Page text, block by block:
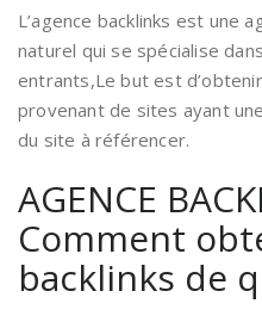
L’agence backlinks est une
naturel qui se spécialise
entrants,Le but est
provenant de sites ayant
du site à référencer.
AGENCE
Comment
backlinks de